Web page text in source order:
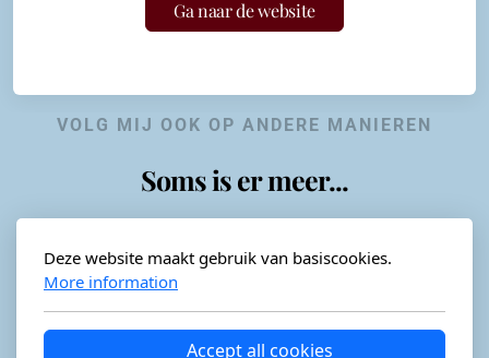
Ga naar de website
VOLG MIJ OOK OP ANDERE MANIEREN
Soms is er meer...
Horeca-advies
Deze website maakt gebruik van basiscookies.
More information
Accept all cookies